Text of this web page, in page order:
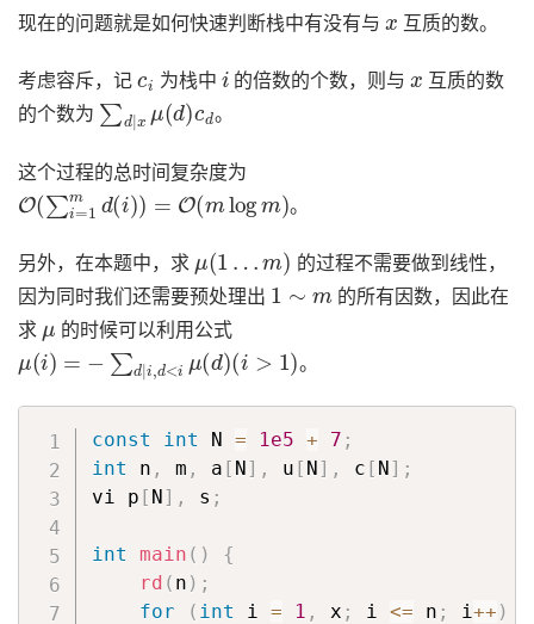
现在的问题就是如何快速判断栈中有没有与 互质的数。
考虑容斥，记 为栈中
i
的倍数的个数，则与
互质的数
的个数为
∑d d )c
。
这个过程的总时间复杂度为
O(∑i=1 md (i)) (m log
。
另外，在本题中，求
(1
的过程不需要做到线性，
因为同时我们还需要预处理出
1 ∼
的所有因数，因此在
求
的时候可以利用公式
(i)= |i,d i>1 )
。
const int N = 1e5 + 7 ;
int n , m , a [ N] , u [ N] , c [ N] ;
vi p [ N] , s ;
int main ( )
{
rd ( n ) ;
for
( int i = 1 , x ; i <= n ; i ++ )